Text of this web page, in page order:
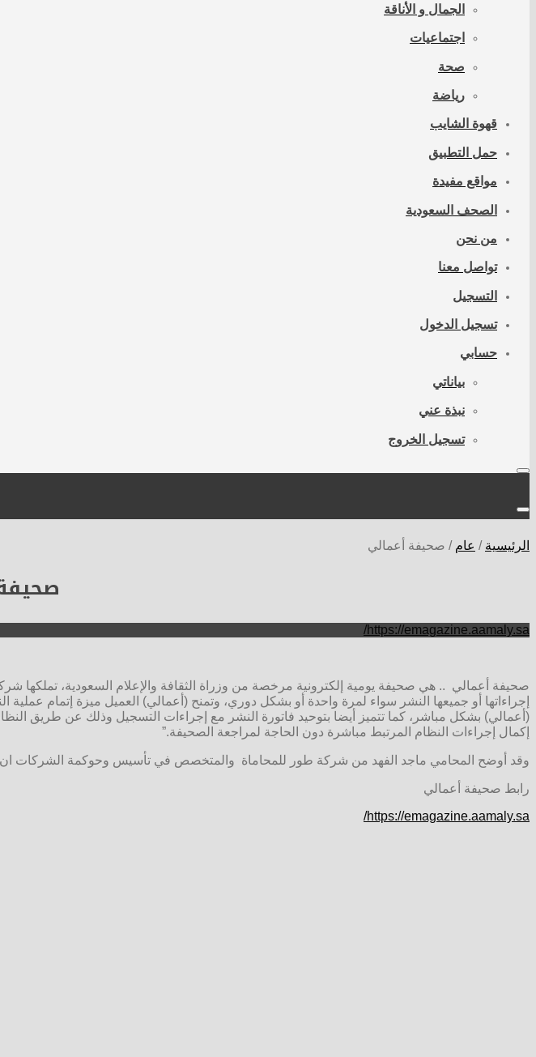
الجمال و الأناقة
اجتماعيات
صحة
رياضة
قهوة الشايب
حمل التطبيق
مواقع مفيدة
الصحف السعودية
من نحن
تواصل معنا
التسجيل
تسجيل الدخول
حسابي
بياناتي
نبذة عني
تسجيل الخروج
الرئيسية / عام / صحيفة أعمالي
https://emagazine.aamaly.sa/
صحيفة أعمالي .. هي صحيفة يومية إلكترونية مرخصة من وزراة الثقافة والإعلام السعودية،
إجراءاتها أو جميعها النشر سواء لمرة واحدة أو بشكل دوري، وتمنح (أعمالي) العميل ميزة إتمام
(أعمالي) بشكل مباشر، كما تتميز أيضا بتوحيد فاتورة النشر مع إجراءات التسجيل وذلك عن طريق
إكمال إجراءات النظام المرتبط مباشرة دون الحاجة لمراجعة الصحيفة.”
وقد أوضح المحامي ماجد الفهد من شركة طور للمحاماة والمتخصص في تأسيس وحوكمة الشركات ان
رابط صحيفة أعمالي
https://emagazine.aamaly.sa/